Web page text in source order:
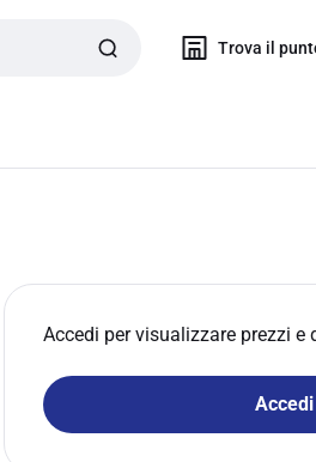
Trova il
Accedi per visualizzare prezzi e
Accedi